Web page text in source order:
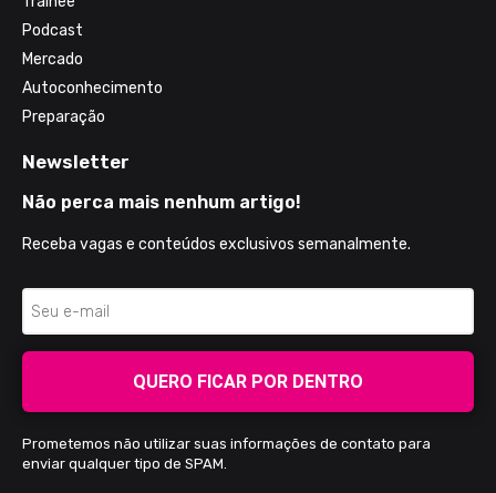
Podcast
Mercado
Autoconhecimento
Preparação
Newsletter
Não perca mais nenhum artigo!
Receba vagas e conteúdos exclusivos semanalmente.
QUERO FICAR POR DENTRO
Prometemos não utilizar suas informações de contato para
enviar qualquer tipo de SPAM.